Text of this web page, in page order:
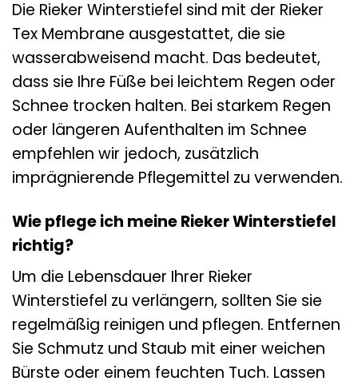
Die Rieker Winterstiefel sind mit der Rieker
Tex Membrane ausgestattet, die sie
wasserabweisend macht. Das bedeutet,
dass sie Ihre Füße bei leichtem Regen oder
Schnee trocken halten. Bei starkem Regen
oder längeren Aufenthalten im Schnee
empfehlen wir jedoch, zusätzlich
imprägnierende Pflegemittel zu verwenden.
Wie pflege ich meine Rieker Winterstiefel
richtig?
Um die Lebensdauer Ihrer Rieker
Winterstiefel zu verlängern, sollten Sie sie
regelmäßig reinigen und pflegen. Entfernen
Sie Schmutz und Staub mit einer weichen
Bürste oder einem feuchten Tuch. Lassen